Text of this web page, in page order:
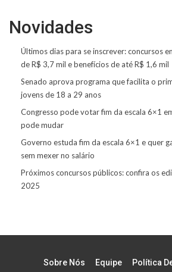
Novidades
Últimos dias para se inscrever: concursos
de R$ 3,7 mil e benefícios de até R$ 1,6 mil
Senado aprova programa que facilita o
jovens de 18 a 29 anos
Congresso pode votar fim da escala 6×1
pode mudar
Governo estuda fim da escala 6×1 e quer
sem mexer no salário
Próximos concursos públicos: confira os
2025
Sobre Nós Equipe Política